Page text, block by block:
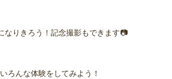
なりきろう！記念撮影もできます📷
ろんな体験をしてみよう！